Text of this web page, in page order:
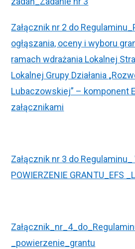
Załącznik nr 2 do
ogłąszania, oceny i wyboru
ramach wdrażania Lokalnej
Lokalnej Grupy Działania
Lubaczowskiej” – komponent
załącznikami
Załącznik nr 3 do Regulaminu_
POWIERZENIE GRANTU_EFS
_powierzenie_grantu